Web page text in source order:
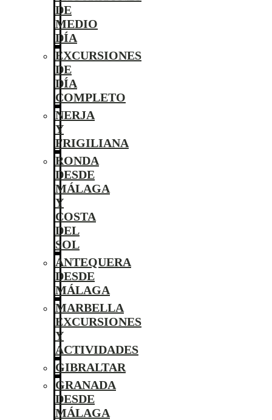
DE
MEDIO
DÍA
EXCURSIONES
DE
DÍA
COMPLETO
NERJA
Y
FRIGILIANA
RONDA
DESDE
MÁLAGA
Y
COSTA
DEL
SOL
ANTEQUERA
DESDE
MÁLAGA
MARBELLA
EXCURSIONES
Y
ACTIVIDADES
GIBRALTAR
GRANADA
DESDE
MÁLAGA